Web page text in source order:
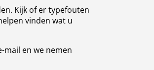
Kijk of er typefouten
vinden wat u
mail en we nemen